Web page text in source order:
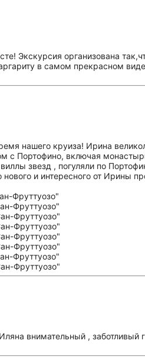
Экскурсия организована
в самом прекрасном
нашего круиза! Ирина
с Портофино, включая
звезд , погуляли по
и интересного от Ирины
внимательный ,